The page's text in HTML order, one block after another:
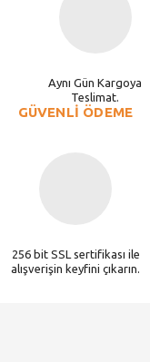
Aynı Gün Kargoya
Teslimat.
GÜVENLİ ÖDEME
256 bit SSL sertifikası ile
alışverişin keyfini çıkarın.